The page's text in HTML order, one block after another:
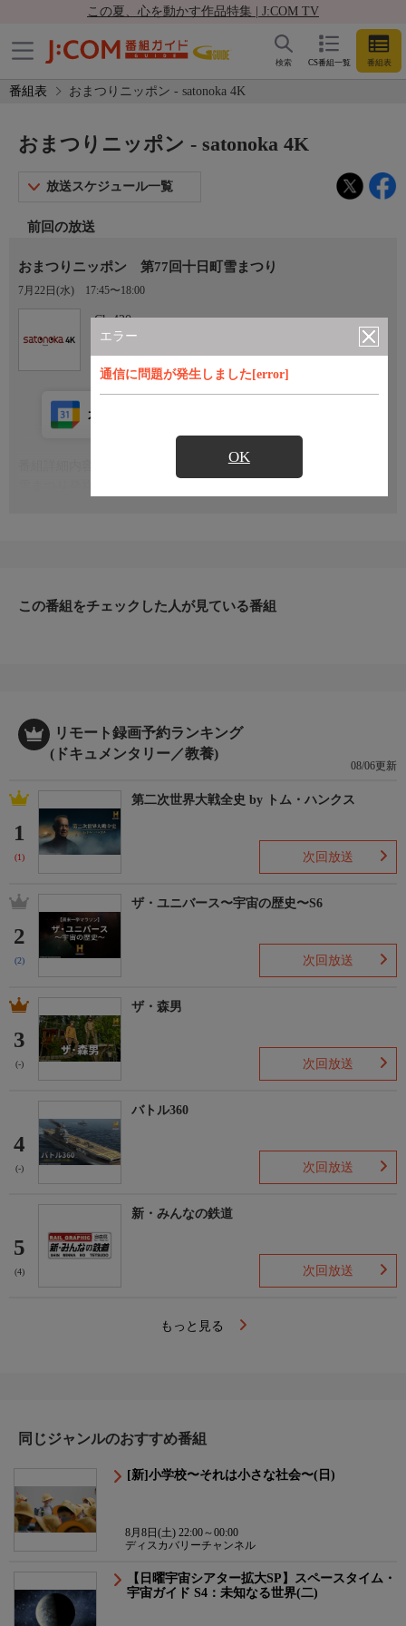
この夏、心を動かす作品特集 | J:COM TV
CS番組一覧 番組表
検索
番組表 おまつりニッポン - satonoka 4K
エラー
通信に問題が発生しました[error]
OK
おまつりニッポン - satonoka 4K
放送スケジュール一覧
前回の放送
おまつりニッポン 第77回十日町雪まつり
7月22日(水) 17:45〜18:00
Ch.420
satonoka 4K
カレンダー登録
この番組をチェックした人が見ている番組
リモート録画予約ランキング
(ドキュメンタリー／教養)
08/06更新
1
(1)
第二次世界大戦全史 by トム・ハンクス
次回放送
2
(2)
ザ・ユニバース〜宇宙の歴史〜S6
次回放送
3
(-)
ザ・森男
次回放送
4
(-)
バトル360
次回放送
5
(4)
新・みんなの鉄道
次回放送
もっと見る
同じジャンルのおすすめ番組
[新]小学校〜それは小さな社会〜(日)
8月8日(土) 22:00～00:00
ディスカバリーチャンネル
【日曜宇宙シアター拡大SP】スペースタイム・
宇宙ガイド S4：未知なる世界(二)